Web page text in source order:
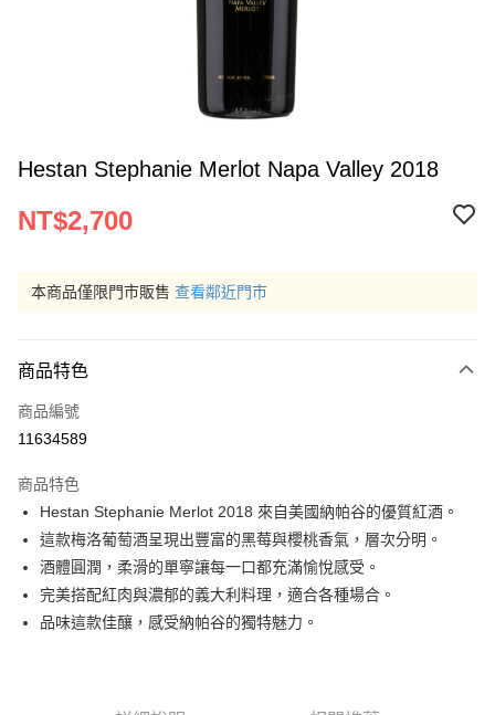
Hestan Stephanie Merlot Napa Valley 2018
NT$2,700
本商品僅限門市販售 查看鄰近門市
商品特色
商品編號
11634589
商品特色
Hestan Stephanie Merlot 2018 來自美國納帕谷的優質紅酒。
這款梅洛葡萄酒呈現出豐富的黑莓與櫻桃香氣，層次分明。
酒體圓潤，柔滑的單寧讓每一口都充滿愉悅感受。
完美搭配紅肉與濃郁的義大利料理，適合各種場合。
品味這款佳釀，感受納帕谷的獨特魅力。